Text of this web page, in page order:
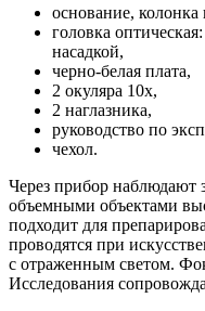
основание,
головка
насадкой,
черно-белая плата,
2 окуляра 10х,
2 наглазника,
руководство по
чехол.
Через прибор
объемными объектами
подходит для
проводятся при
с отраженным светом.
Исследования